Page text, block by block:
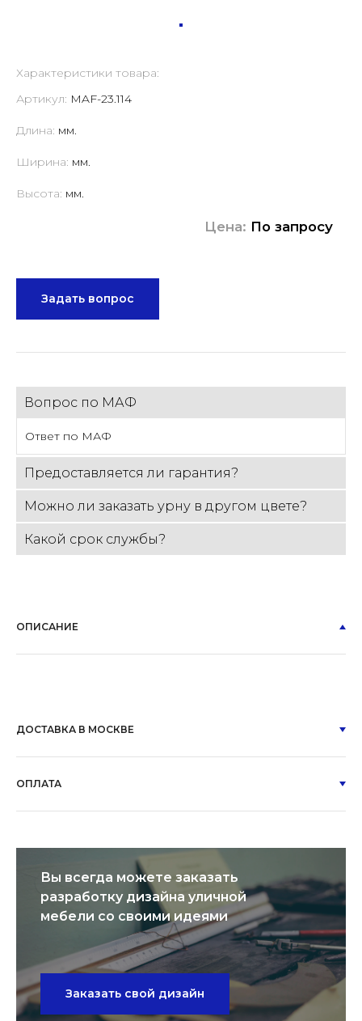
Характеристики товара:
Артикул: MAF-23.114
Длина: мм.
Ширина: мм.
Высота: мм.
Цена: По запросу
Задать вопрос
Вопрос по МАФ
Ответ по МАФ
Предоставляется ли гарантия?
Можно ли заказать урну в другом цвете?
Какой срок службы?
ОПИСАНИЕ
ДОСТАВКА В МОСКВЕ
ОПЛАТА
Вы всегда можете заказать
разработку дизайна уличной
мебели со своими идеями
Заказать свой дизайн